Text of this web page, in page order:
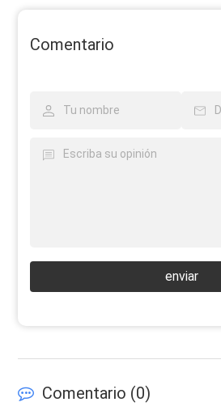
Comentario
enviar
Comentario (0)